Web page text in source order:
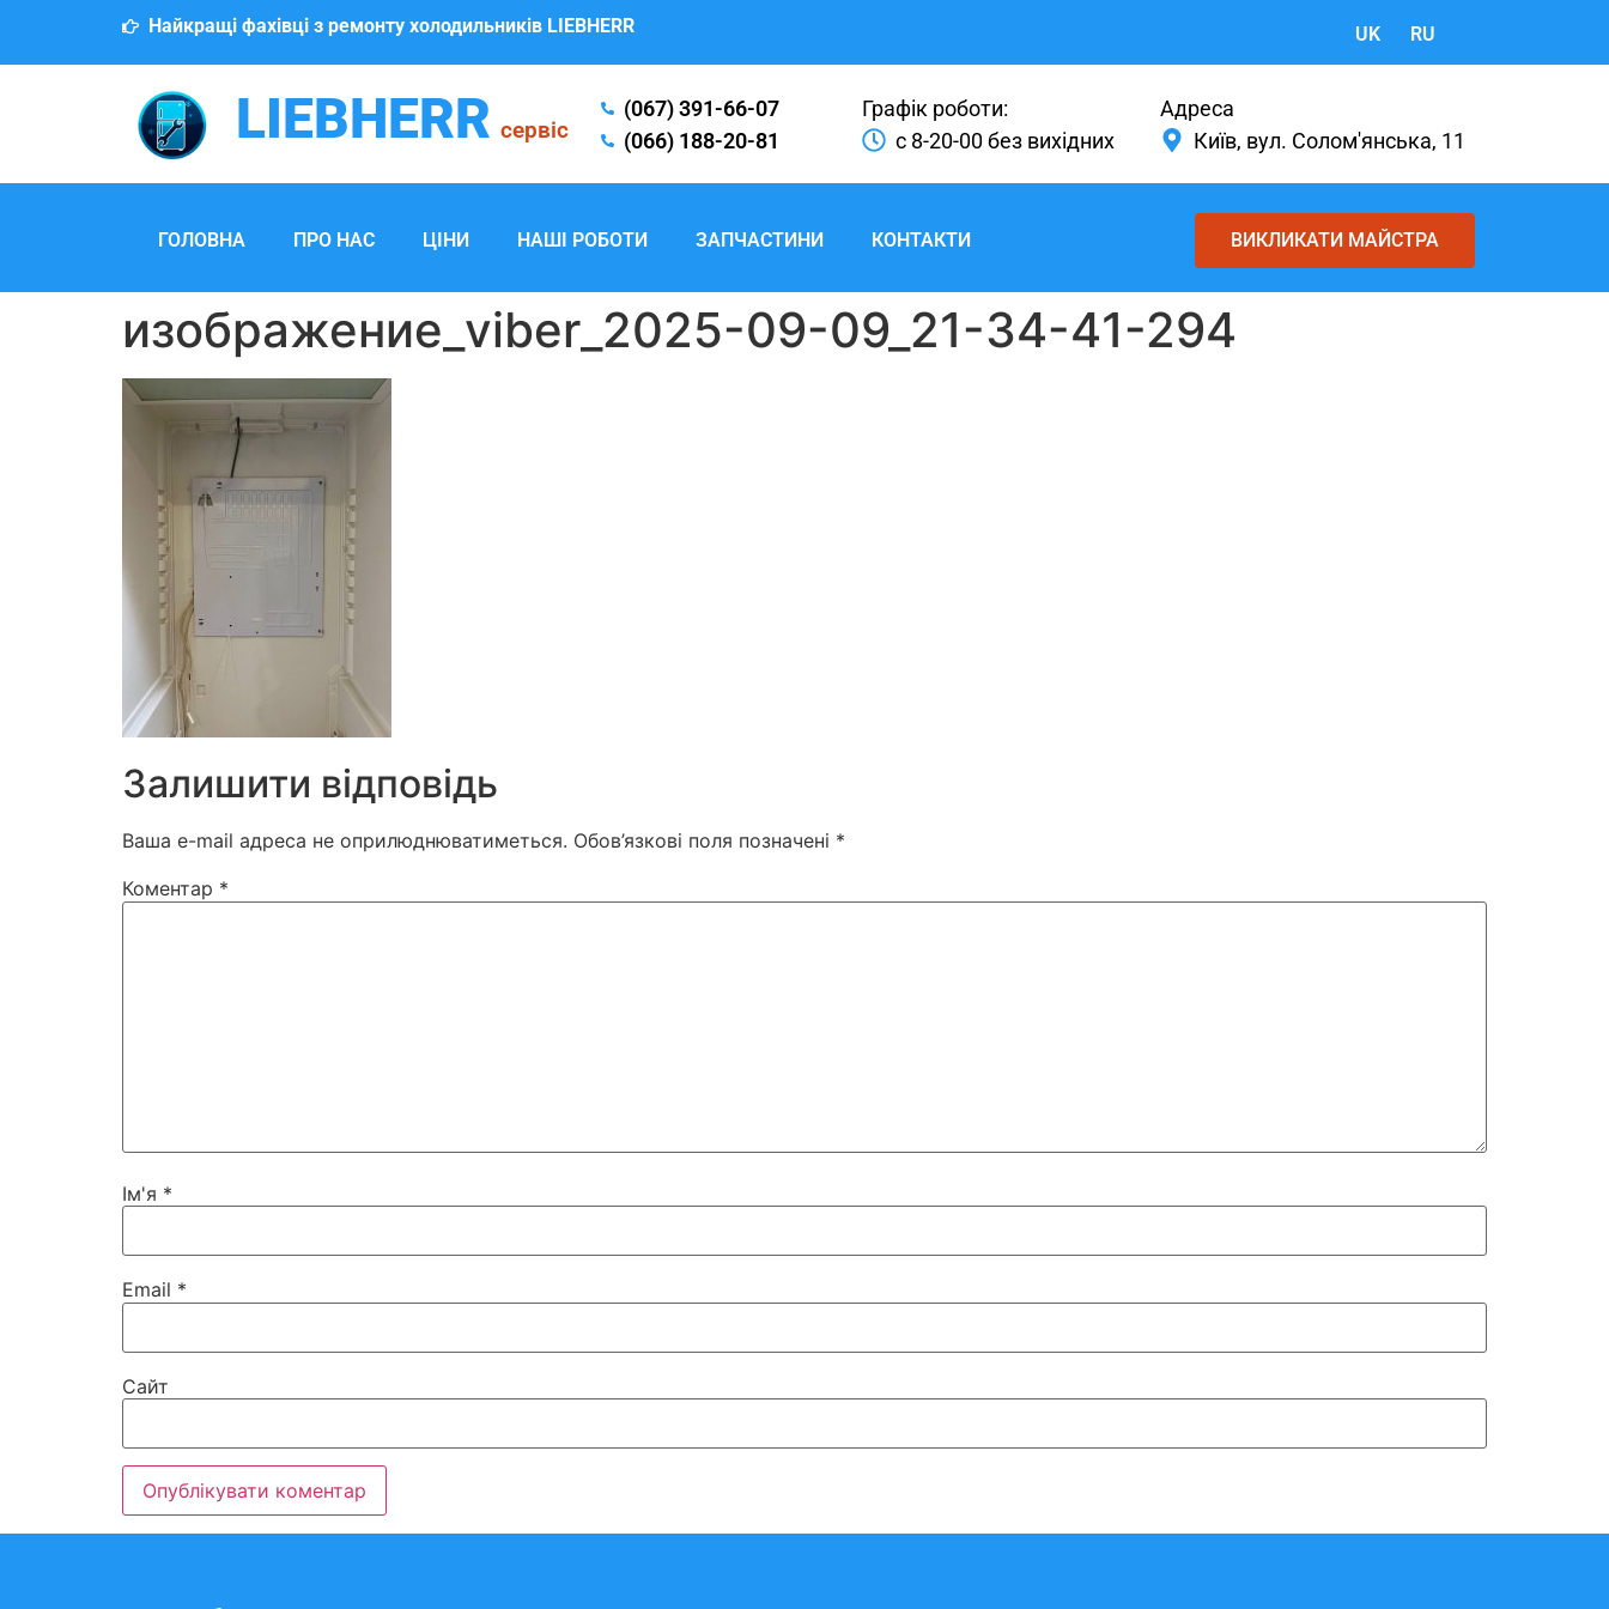
Найкращі фахівці з ремонту холодильників LIEBHERR UK RU
LIEBHERR сервіс
(067) 391-66-07
(066) 188-20-81
Графік роботи:
с 8-20-00 без вихідних
Адреса
Київ, вул. Солом'янська, 11
ГОЛОВНА ПРО НАС ЦІНИ НАШІ РОБОТИ ЗАПЧАСТИНИ КОНТАКТИ ВИКЛИКАТИ МАЙСТРА
изображение_viber_2025-09-09_21-34-41-294
Залишити відповідь
Ваша e-mail адреса не оприлюднюватиметься. Обов’язкові поля позначені *
Коментар *
Ім'я *
Email *
Сайт